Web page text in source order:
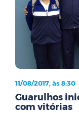
11/08/2017, às 8:30
Guarulhos
com vitórias